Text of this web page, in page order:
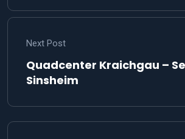
Next Post
Quadcenter Kraichgau –
Sinsheim